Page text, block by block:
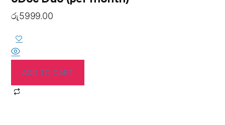
රු5999.00
ADD TO CART